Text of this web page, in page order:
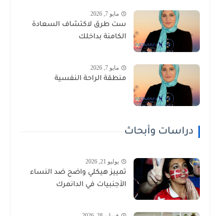
مايو 7, 2026
ست طرق لاكتشاف السعادة
الكامنة بداخلك
مايو 7, 2026
منطقة الراحة النفسية
دراسات وأبحاث
يوليو 21, 2026
تمييز هيكلي واضح ضد النساء
الأجنبيات في الدانمرك